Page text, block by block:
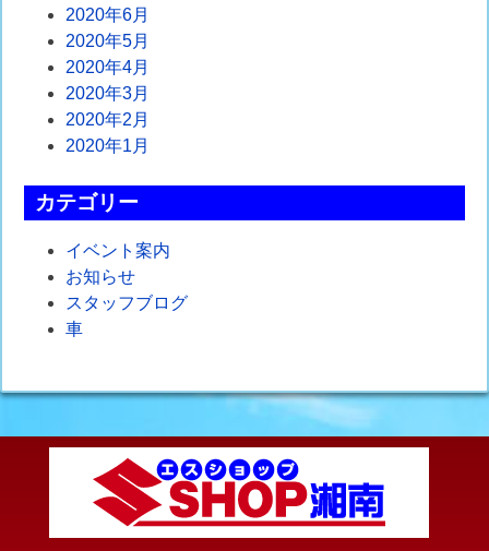
2020年6月
2020年5月
2020年4月
2020年3月
2020年2月
2020年1月
カテゴリー
イベント案内
お知らせ
スタッフブログ
車